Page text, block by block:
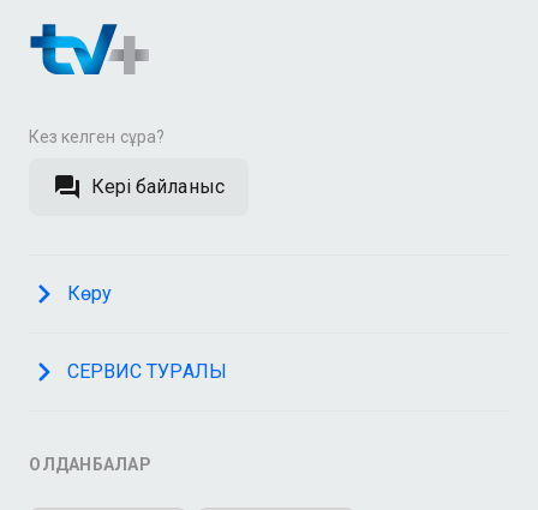
Кез келген сұрақ?
Кері байланыс
Көру
СЕРВИС ТУРАЛЫ
ҚОЛДАНБАЛАР